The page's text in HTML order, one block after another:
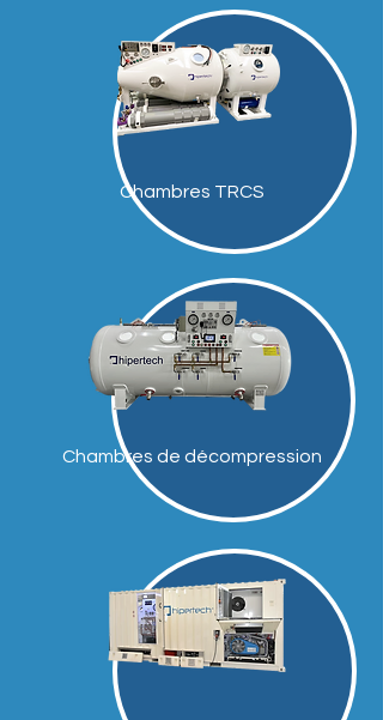
Chambres TRCS
Chambres de décompression